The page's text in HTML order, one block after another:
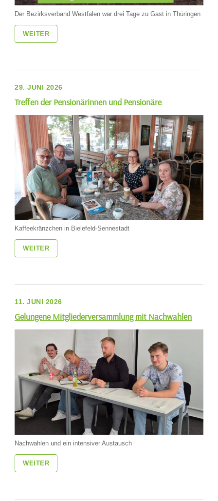
Der Bezirksverband Westfalen war drei Tage zu Gast in Thüringen
WEITER
29. JUNI 2026
Treffen der Pensionärinnen und Pensionäre
Kaffeekränzchen in Bielefeld-Sennestadt
WEITER
11. JUNI 2026
Gelungene Mitgliederversammlung mit Nachwahlen
Nachwahlen und ein intensiver Austausch
WEITER